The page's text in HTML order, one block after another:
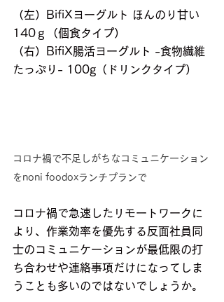
（左）BifiXヨーグルト ほんのり甘い
140ｇ（個食タイプ）
（右）BifiX腸活ヨーグルト -食物繊維
たっぷり- 100g（ドリンクタイプ）
コロナ禍で不足しがちなコミュニケーション
をnoni foodoxランチプランで
コロナ禍で急速したリモートワークに
より、作業効率を優先する反面社員同
士のコミュニケーションが最低限の打
ち合わせや連絡事項だけになってしま
うことも多いのではないでしょうか。